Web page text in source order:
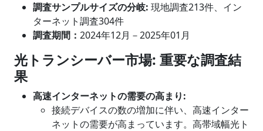
調査サンプルサイズの分岐: 現地調査213件、イン
ターネット調査304件
調査期間： 2024年12月－2025年01月
光トランシーバー市場: 重要な調査結
果
高速インターネットの需要の高まり:
接続デバイスの数の増加に伴い、高速インター
ネットの需要が高まっています。高帯域幅光ト